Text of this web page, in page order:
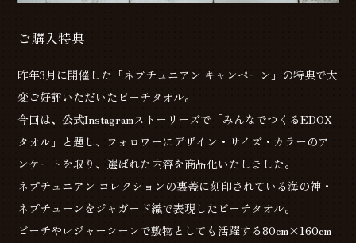
ご購入特典
昨年3月に開催した「ネプチュニアン キャンペーン」の特典で大
変ご好評いただいたビーチタオル。
今回は、公式Instagramストーリーズで「みんなでつくるEDOX
タオル」と題し、フォロワーにデザイン・サイズ・カラーのア
ンケートを取り、選ばれた内容を商品化いたしました。
ネプチュニアン コレクションの裏蓋に刻印されている海の神・
ネプチューンをジャガード織で表現したビーチタオル。
ビーチやレジャーシーンで敷物としても活躍する80cm×160cm